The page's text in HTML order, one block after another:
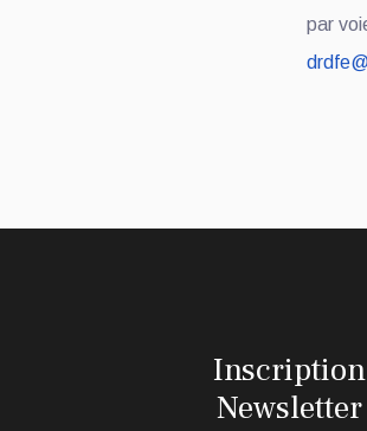
par
Inscription
Newsletter